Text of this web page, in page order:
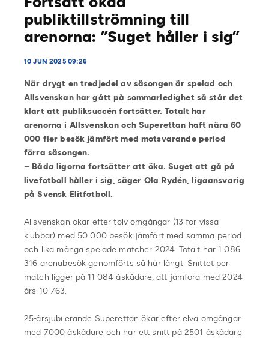
publiktillströmning till
arenorna: ”Suget håller i sig”
10 JUN 2025 09:26
När drygt en tredjedel av säsongen är spelad och
Allsvenskan har gått på sommarledighet så står det
klart att publiksuccén fortsätter. Totalt har
arenorna i Allsvenskan och Superettan haft nära 60
000 fler besök jämfört med motsvarande period
förra säsongen.
– Båda ligornafortsätter att öka. Suget att gå på
livefotboll håller i sig, säger Ola Rydén, ligaansvarig
på Svensk Elitfotboll.
Allsvenskan ökar efter tolv omgångar (13 för vissa
klubbar) med 50 000 besök jämfört med samma period
och lika många spelade matcher 2024. Totalt har 1 086
316 arenabesök genomförts så här långt. Snittet per
match ligger på 11 084 åskådare, att jämföra med 2024
års 10 763.
25-årsjubilerande Superettan ökar efter elva omgångar
med 7000 åskådare och har ett snitt på 2501 åskådare